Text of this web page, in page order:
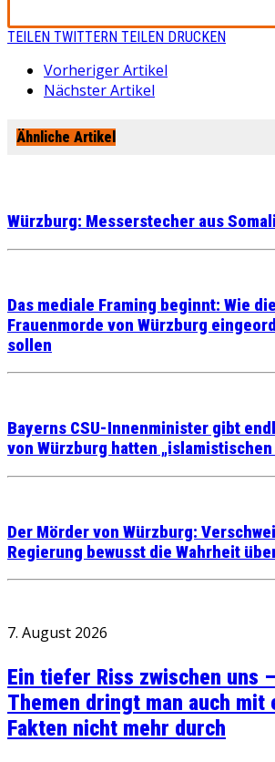
TEILEN TWITTERN TEILEN DRUCKEN
Vorheriger Artikel
Nächster Artikel
Ähnliche Artikel
Würzburg: Messerstecher aus
Das mediale Framing beginnt: Wie
Frauenmorde von Würzburg
sollen
Bayerns CSU-Innenminister gibt
von Würzburg hatten
Der Mörder von Würzburg:
Regierung bewusst die Wahrheit
7. August 2026
Ein tiefer Riss zwischen uns
Themen dringt man auch mit
Fakten nicht mehr durch